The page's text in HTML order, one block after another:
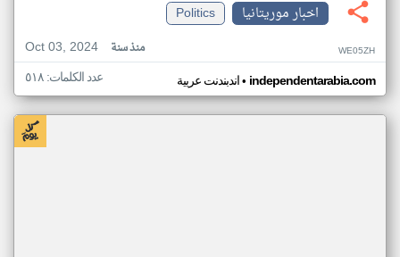
اخبار موريتانيا
Politics
Oct 03, 2024
منذ سنة WE05ZH
اندبندنت عربية• independentarabia.com عدد الكلمات: ٥١٨